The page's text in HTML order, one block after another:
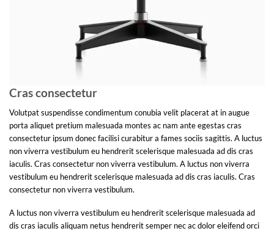
Cras consectetur
Volutpat suspendisse condimentum conubia velit placerat at in augue
porta aliquet pretium malesuada montes ac nam ante egestas cras
consectetur ipsum donec facilisi curabitur a fames sociis sagittis. A luctus
non viverra vestibulum eu hendrerit scelerisque malesuada ad dis cras
iaculis. Cras consectetur non viverra vestibulum. A luctus non viverra
vestibulum eu hendrerit scelerisque malesuada ad dis cras iaculis. Cras
consectetur non viverra vestibulum.
A luctus non viverra vestibulum eu hendrerit scelerisque malesuada ad
dis cras iaculis aliquam netus hendrerit semper nec ac dolor eleifend orci